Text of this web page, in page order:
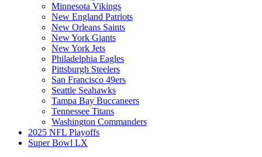
Minnesota Vikings
New England Patriots
New Orleans Saints
New York Giants
New York Jets
Philadelphia Eagles
Pittsburgh Steelers
San Francisco 49ers
Seattle Seahawks
Tampa Bay Buccaneers
Tennessee Titans
Washington Commanders
2025 NFL Playoffs
Super Bowl LX